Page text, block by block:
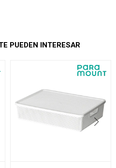
PUEDEN INTERESAR